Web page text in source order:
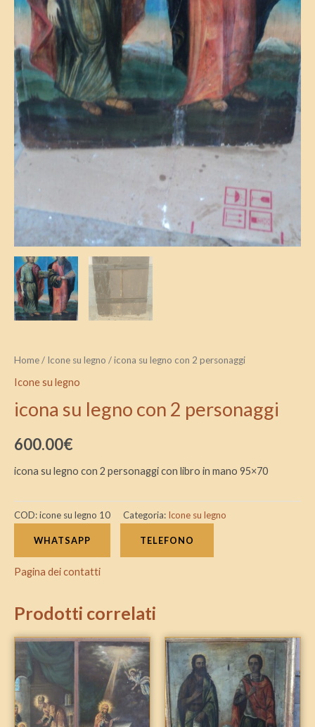
Home/ Icone su legno / icona su legno con 2 personaggi
Icone su legno
icona su legno con 2 personaggi
600.00€
icona su legno con 2 personaggi con libro in mano 95×70
COD:icone su legno 10 Categoria: Icone su legno
WHATSAPP TELEFONO
Pagina dei contatti
Prodotti correlati